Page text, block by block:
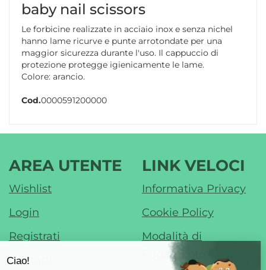
baby nail scissors
Le forbicine realizzate in acciaio inox e senza nichel
hanno lame ricurve e punte arrotondate per una
maggior sicurezza durante l'uso. Il cappuccio di
protezione protegge igienicamente le lame.
Colore: arancio.
Cod.0000591200000
AREA UTENTE
Wishlist
Login
Registrati
Contatti
LINK VELOCI
Informativa Privacy
Cookie Policy
Modalità di
Pagamento